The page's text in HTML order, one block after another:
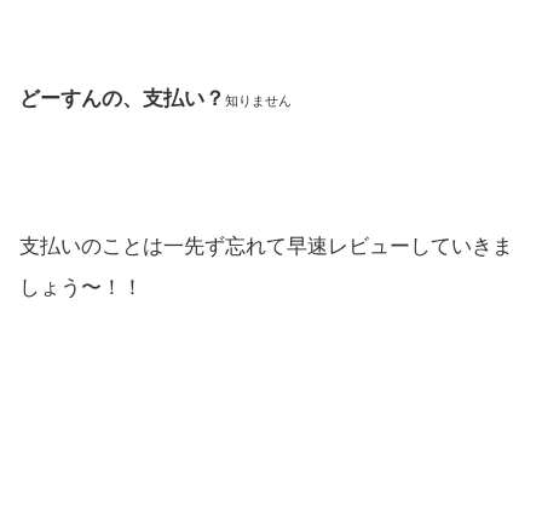
どーすんの、支払い？ 知りません
支払いのことは一先ず忘れて早速レビューしていきま
しょう〜！！